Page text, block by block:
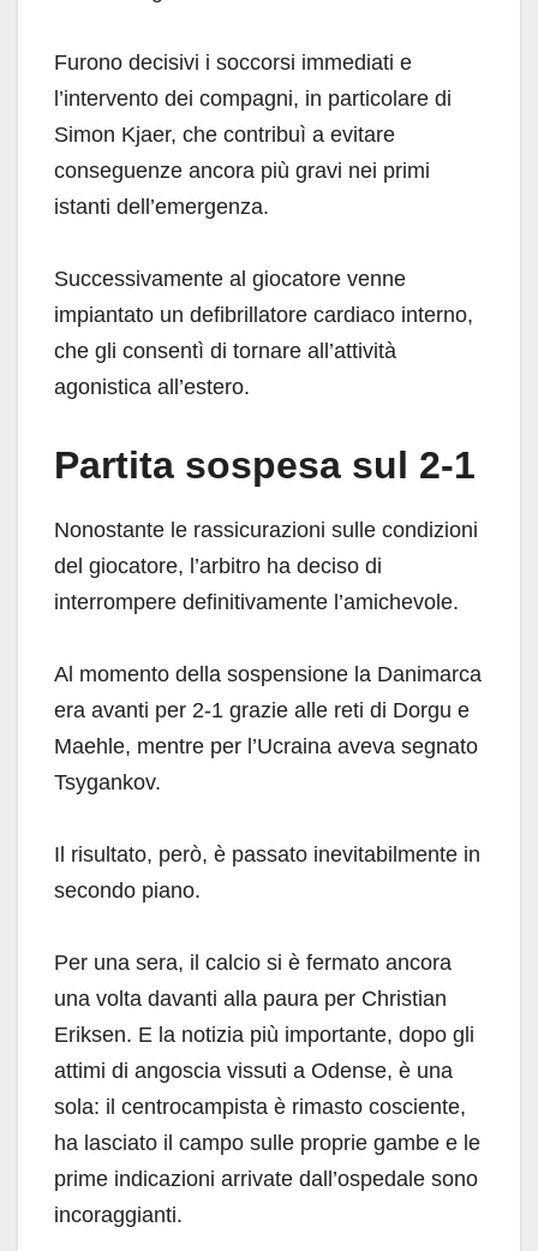
Furono decisivi i soccorsi immediati e
l’intervento dei compagni, in particolare di
Simon Kjaer, che contribuì a evitare
conseguenze ancora più gravi nei primi
istanti dell’emergenza.
Successivamente al giocatore venne
impiantato un defibrillatore cardiaco interno,
che gli consentì di tornare all’attività
agonistica all’estero.
Partita sospesa sul 2-1
Nonostante le rassicurazioni sulle condizioni
del giocatore, l’arbitro ha deciso di
interrompere definitivamente l’amichevole.
Al momento della sospensione la Danimarca
era avanti per 2-1 grazie alle reti di Dorgu e
Maehle, mentre per l’Ucraina aveva segnato
Tsygankov.
Il risultato, però, è passato inevitabilmente in
secondo piano.
Per una sera, il calcio si è fermato ancora
una volta davanti alla paura per Christian
Eriksen. E la notizia più importante, dopo gli
attimi di angoscia vissuti a Odense, è una
sola: il centrocampista è rimasto cosciente,
ha lasciato il campo sulle proprie gambe e le
prime indicazioni arrivate dall’ospedale sono
incoraggianti.